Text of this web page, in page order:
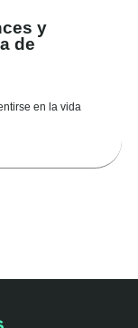
y
de
en la vida